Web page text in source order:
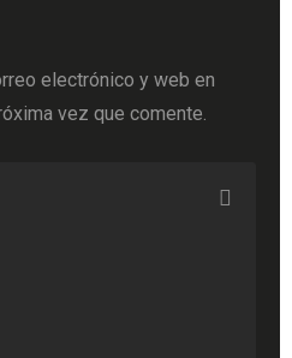
electrónico y web en
vez que comente.